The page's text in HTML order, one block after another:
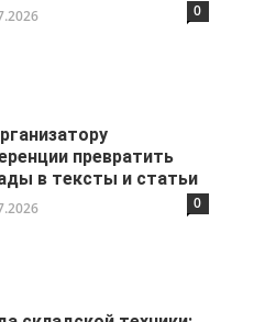
0
превратить
в тексты и статьи
0